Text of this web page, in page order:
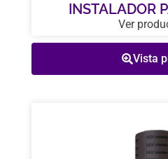
INSTALADOR
Ver
Vista